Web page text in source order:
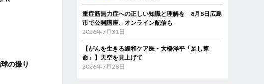
の撮り
重症筋無力症への正しい知識と理解を 8月8日広島
市で公開講座、オンライン配信も
2026年7月31日
【がんを生きる緩和ケア医・大橋洋平「足し算
命」】天空を見上げて
2026年7月28日